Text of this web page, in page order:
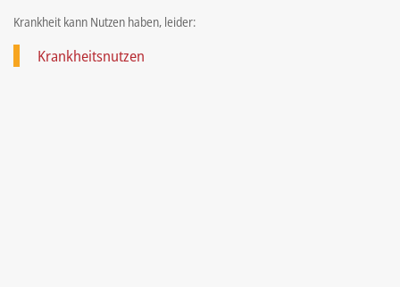
Krankheit kann Nutzen haben, leider:
Krankheitsnutzen